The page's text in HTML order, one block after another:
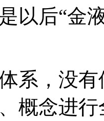
以后“金
系，没
概念进